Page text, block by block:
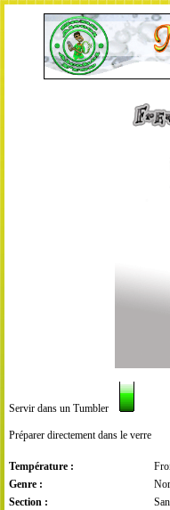
Servir dans un Tumbler
Préparer directement dans le verre
Température :
Genre :
Section :